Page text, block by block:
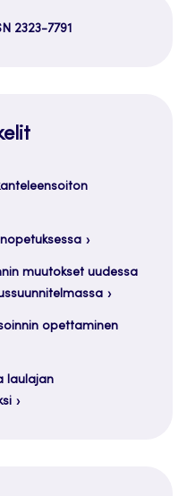
2323-7791
muutokset uudessa
opettaminen
laulajan